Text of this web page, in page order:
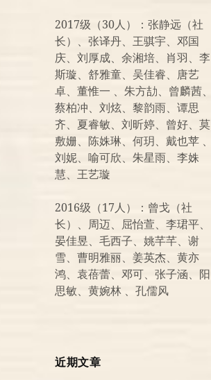
2017级（30人）：张静远（社
长）、张译丹、王骐宇、邓国
庆、刘厚成、余湘培、肖羽、李
斯璇、舒雅童、吴佳睿、唐艺
卓、董惟一 、朱方劼、曾麟茜、
蔡柏冲、刘炫、黎韵雨、谭思
齐、夏睿敏、刘昕婷、曾好、莫
敷姗、陈姝琳、何玥、戴也苹 、
刘妮、喻可欣、朱星雨、李姝
慧、王艺璇
2016级（17人）：曾戈（社
长）、周迈、屈怡萱、李珺平、
晏佳昱、毛西子、姚芊芊、谢
雪、曹明雅丽、姜英杰、黄亦
鸿、袁蓓蕾、邓可、张子涵、阳
思敏、黄婉林 、孔儒风
近期文章